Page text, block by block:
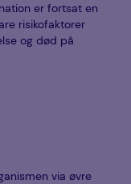
er fortsat en
risikofaktorer
og død på
via øvre